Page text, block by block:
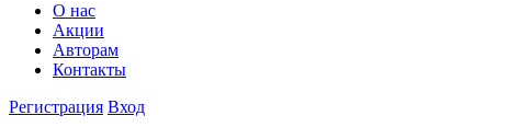
О нас
Акции
Авторам
Контакты
Регистрация Вход